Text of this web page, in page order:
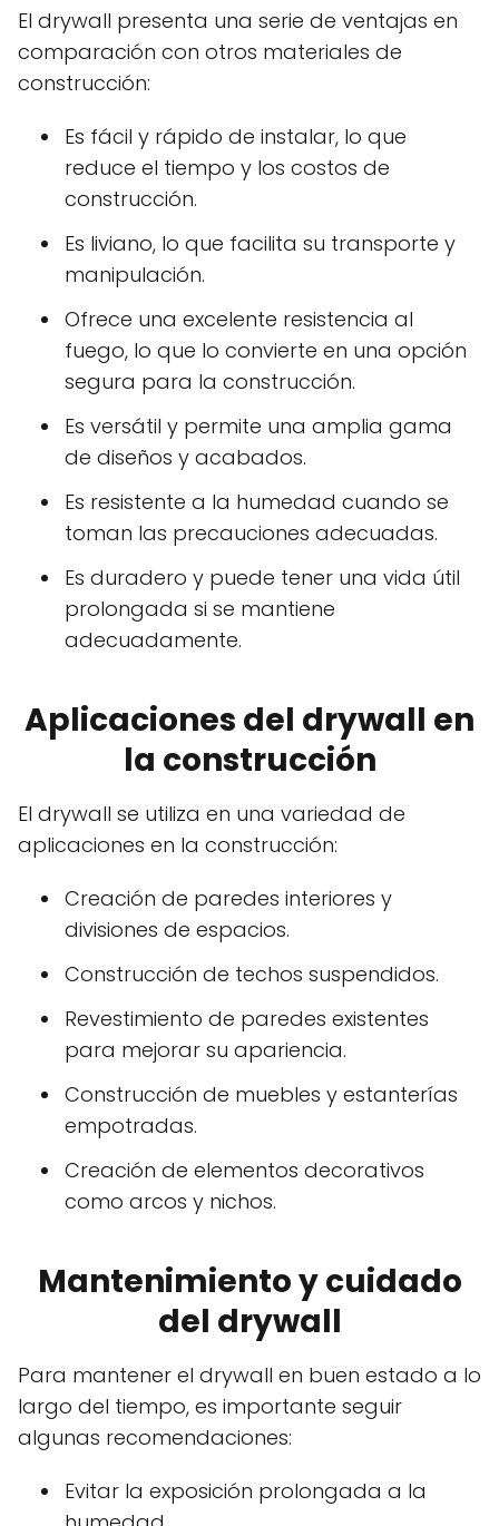
El drywall presenta una serie de ventajas en
comparación con otros materiales de
construcción:
Es fácil y rápido de instalar, lo que
reduce el tiempo y los costos de
construcción.
Es liviano, lo que facilita su transporte y
manipulación.
Ofrece una excelente resistencia al
fuego, lo que lo convierte en una opción
segura para la construcción.
Es versátil y permite una amplia gama
de diseños y acabados.
Es resistente a la humedad cuando se
toman las precauciones adecuadas.
Es duradero y puede tener una vida útil
prolongada si se mantiene
adecuadamente.
Aplicaciones del drywall en
la construcción
El drywall se utiliza en una variedad de
aplicaciones en la construcción:
Creación de paredes interiores y
divisiones de espacios.
Construcción de techos suspendidos.
Revestimiento de paredes existentes
para mejorar su apariencia.
Construcción de muebles y estanterías
empotradas.
Creación de elementos decorativos
como arcos y nichos.
Mantenimiento y cuidado
del drywall
Para mantener el drywall en buen estado a lo
largo del tiempo, es importante seguir
algunas recomendaciones:
Evitar la exposición prolongada a la